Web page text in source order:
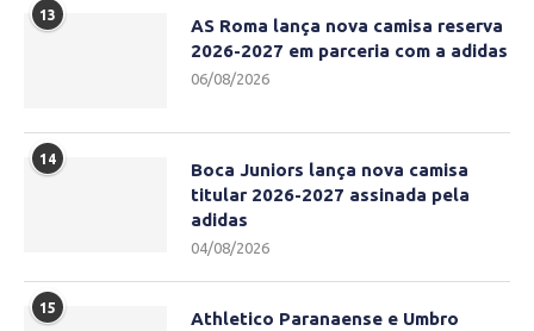
13
AS Roma lança nova camisa reserva
2026-2027 em parceria com a adidas
06/08/2026
14
Boca Juniors lança nova camisa
titular 2026-2027 assinada pela
adidas
04/08/2026
15
Athletico Paranaense e Umbro